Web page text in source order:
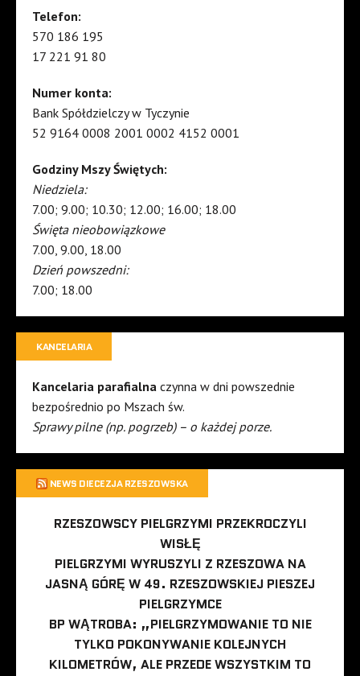
Telefon:
570 186 195
17 221 91 80
Numer konta:
Bank Spółdzielczy w Tyczynie
52 9164 0008 2001 0002 4152 0001
Godziny Mszy Świętych:
Niedziela:
7.00; 9.00; 10.30; 12.00; 16.00; 18.00
Święta nieobowiązkowe
7.00, 9.00, 18.00
Dzień powszedni:
7.00; 18.00
KANCELARIA
Kancelaria parafialna czynna w dni powszednie
bezpośrednio po Mszach św.
Sprawy pilne (np. pogrzeb) – o każdej porze.
NEWS DIECEZJA RZESZOWSKA
RZESZOWSCY PIELGRZYMI PRZEKROCZYLI
WISŁĘ
PIELGRZYMI WYRUSZYLI Z RZESZOWA NA
JASNĄ GÓRĘ W 49. RZESZOWSKIEJ PIESZEJ
PIELGRZYMCE
BP WĄTROBA: „PIELGRZYMOWANIE TO NIE
TYLKO POKONYWANIE KOLEJNYCH
KILOMETRÓW, ALE PRZEDE WSZYSTKIM TO